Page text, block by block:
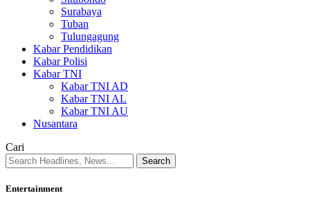
Surabaya
Tuban
Tulungagung
Kabar Pendidikan
Kabar Polisi
Kabar TNI
Kabar TNI AD
Kabar TNI AL
Kabar TNI AU
Nusantara
Cari
Entertainment